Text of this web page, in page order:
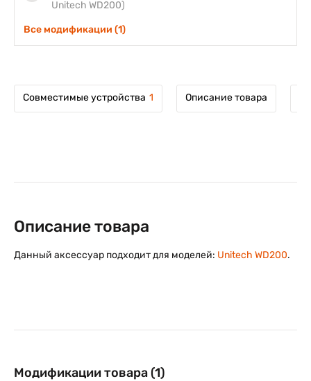
Unitech WD200)
Все модификации (1)
Совместимые устройства 1 Описание товара
Описание товара
Данный аксессуар подходит для моделей: Unitech WD200.
Модификации товара (1)